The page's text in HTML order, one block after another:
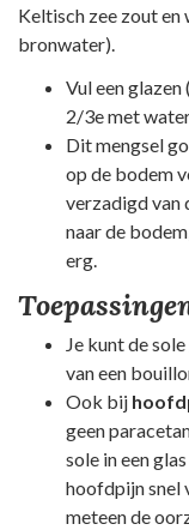
Keltisch zee zout
bronwater).
Vul een
2/3e met
Dit mengsel
op de bodem
verzadigd van
naar de
erg.
Je kunt de
van een
Ook bij
geen
sole in een
hoofdpijn snel
meteen de